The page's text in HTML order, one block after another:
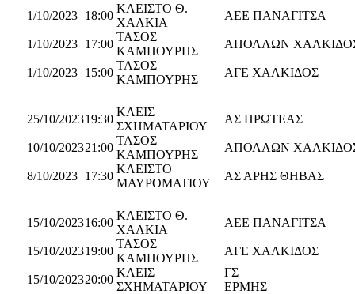
1/10/2023 18:00
ΚΛΕΙΣΤΟ Θ.
ΧΑΛΚΙΑ
AEΕ ΠΑΝΑΓΙΤΣΑ
1/10/2023 17:00
ΤΑΣΟΣ
ΚΑΜΠΟΥΡΗΣ
ΑΠΟΛΛΩΝ
1/10/2023 15:00
ΤΑΣΟΣ
ΚΑΜΠΟΥΡΗΣ
ΑΓΕ ΧΑΛΚΙΔΟΣ
25/10/202319:30
ΚΛΕΙΣ
ΣΧΗΜΑΤΑΡΙΟΥ
ΑΣ ΠΡΩΤΕΑΣ
10/10/202321:00
ΤΑΣΟΣ
ΚΑΜΠΟΥΡΗΣ
ΑΠΟΛΛΩΝ
8/10/2023 17:30
ΚΛΕΙΣΤΟ
ΜΑΥΡΟΜΑΤΙΟΥ
ΑΣ ΑΡΗΣ ΘΗΒΑΣ
15/10/202316:00
ΚΛΕΙΣΤΟ Θ.
ΧΑΛΚΙΑ
AEΕ ΠΑΝΑΓΙΤΣΑ
15/10/202319:00
ΤΑΣΟΣ
ΚΑΜΠΟΥΡΗΣ
ΑΓΕ ΧΑΛΚΙΔΟΣ
15/10/202320:00
ΚΛΕΙΣ
ΣΧΗΜΑΤΑΡΙΟΥ
ΓΣ